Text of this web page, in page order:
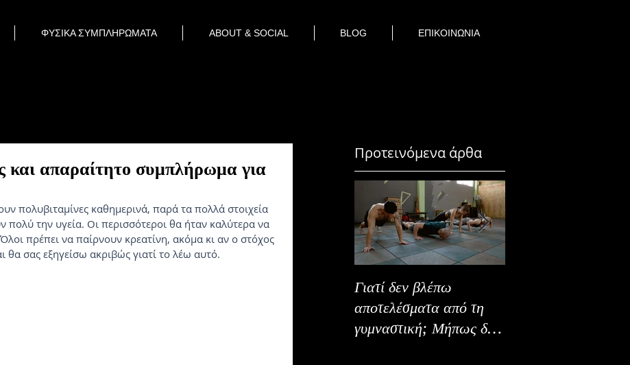
και απαραίτητο συμπλήρωμα για
πολυβιταμίνες καθημερινά, παρά τα πολλά στοιχεία
πολύ την υγεία. Οι περισσότεροι θα ήταν καλύτερα να
πρέπει να παίρνουν κρεατίνη, ακόμα κι αν ο στόχος
θα σας εξηγείσω ακριβώς γιατί το λέω αυτό.
Προτεινόμενα άρθα
Γιατί δεν βλέπω
αποτελέσματα από τη
γυμναστική; Μήπως δεν
ΦΥΣΙΚΑ ΣΥΜΠΛΗΡΩΜΑΤΑ ABOUT & SOCIAL BLOG ΕΠΙΚΟΙΝΩΝΙΑ